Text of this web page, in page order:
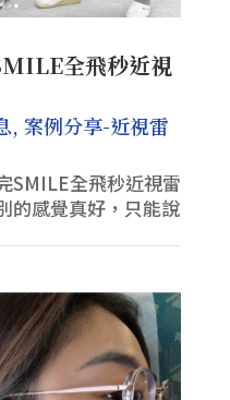
全飛秒近視
, 案例分享-近視雷
SMILE全飛秒近視雷
的感覺真好，只能說